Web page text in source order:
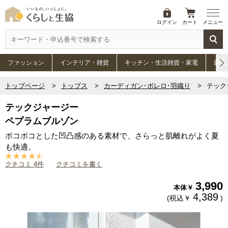
ログイン カート メニュー
ファッション インテリア・雑貨 キッチン・生活雑貨・家電 家具
トップページ トップス カーディガン･ボレロ･羽織り テッ
テックジャージー
ペプラムブルゾン
ポコポコとした凹凸感のある素材で、さらっと肌離れがよく夏
も快適。
クチコミ 4件 クチコミを書く
本体￥ 3,990
(税込￥ 4,389 )